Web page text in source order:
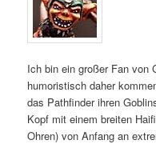
Ich bin ein großer Fan von
humoristisch daher
das Pathfinder ihren
Kopf mit einem breiten
Ohren) von Anfang an